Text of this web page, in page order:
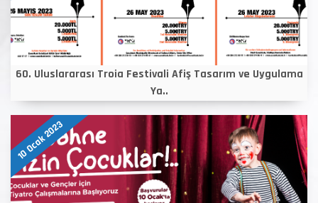
60. Uluslararası Troia Festivali Afiş Tasarım ve Uygulama
Ya..
10 Ocak 2023